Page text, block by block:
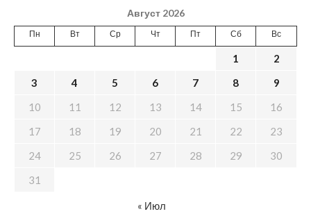
Август 2026
Пн Вт Ср Чт Пт Сб Вс
1
2
3
4 5 6 7 8
9
10
11 12 13 14 15
16
17
18 19 20 21 22
23
24
25 26 27 28 29
30
31
« Июл